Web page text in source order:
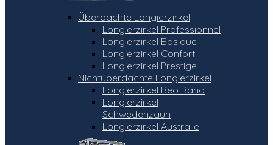
Überdachte Longierzirkel
Longierzirkel Professionnel
Longierzirkel Basique
Longierzirkel Confort
Longierzirkel Prestige
Nichtüberdachte Longierzirkel
Longierzirkel Beo Band
Longierzirkel
Schwedenzaun
Longierzirkel Australie